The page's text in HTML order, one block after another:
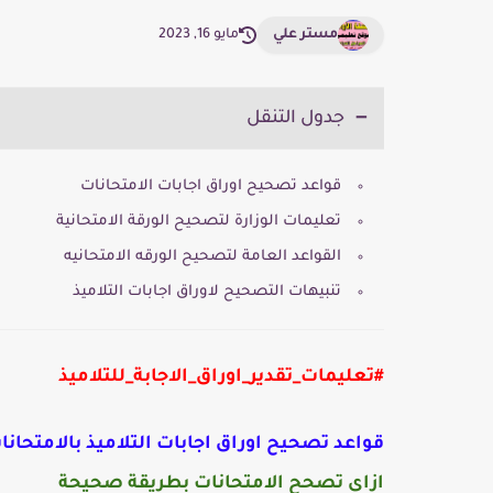
مستر علي مايو 16, 2023
جدول التنقل
قواعد تصحيح اوراق اجابات الامتحانات
تعليمات الوزارة لتصحيح الورقة الامتحانية
القواعد العامة لتصحيح الورقه الامتحانيه
تنبيهات التصحيح لاوراق اجابات التلاميذ
#تعليمات_تقدير_اوراق_الاجابة_للتلاميذ
قواعد تصحيح اوراق اجابات التلاميذ
ازاى تصحح الامتحانات بطريقة صحيحة